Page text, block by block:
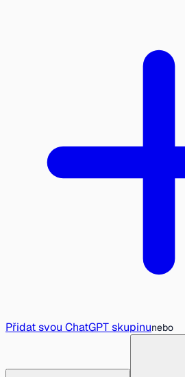
Přidat svou ChatGPT skupinunebo